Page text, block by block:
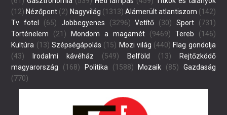
(12) Nézőpont (2) Nagyvilág (1313) Alámerült atlantiszom (142)
Tv fotel
(65) Jobbegyenes (3296) Vetítő (30) Sport(731)
Történelem (21) Mondom a magamét(9469) Tereb (146)
Kultúra (13) Szépségápolás (15) Mozi világ (440) Flag gondolja
(43)
Irodalmi kávéház (549) Belföld (13)
Rejtőzködő
magyarország (168) Politika(1588) Mozaik (85)
Gazdaság
(770)